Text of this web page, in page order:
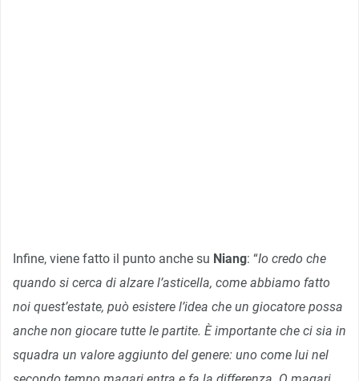
Infine, viene fatto il punto anche su Niang: “Io credo che
quando si cerca di alzare l’asticella, come abbiamo fatto
noi quest’estate, può esistere l’idea che un giocatore possa
anche non giocare tutte le partite. È importante che ci sia in
squadra un valore aggiunto del genere: uno come lui nel